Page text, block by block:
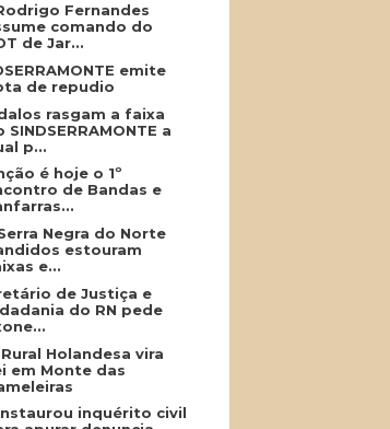
Fernandes
comando do
de Jar...
emite
de repudio
rasgam a faixa
SINDSERRAMONTE a
p...
é hoje o 1º
de Bandas e
Negra do Norte
estouram
e...
de Justiça e
do RN pede
Holandesa vira
em Monte das
inquérito civil